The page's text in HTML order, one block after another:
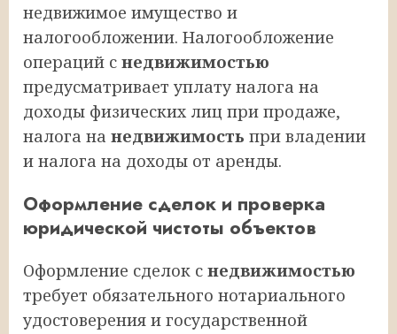
недвижимое имущество и
налогообложении. Налогообложение
операций с недвижимостью
предусматривает уплату налога на
доходы физических лиц при продаже,
налога на недвижимость при владении
и налога на доходы от аренды.
Оформление сделок и проверка
юридической чистоты объектов
Оформление сделок с недвижимостью
требует обязательного нотариального
удостоверения и государственной